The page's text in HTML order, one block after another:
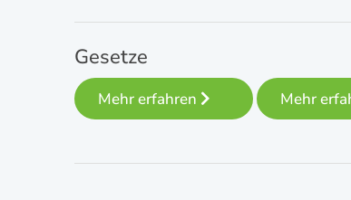
Gesetze
Mehr erfahren Mehr